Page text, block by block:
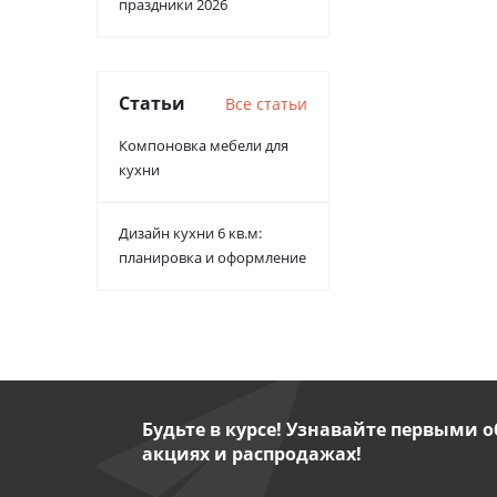
праздники 2026
Статьи Все статьи
Компоновка мебели для
кухни
Дизайн кухни 6 кв.м:
планировка и оформление
Будьте в курсе! Узнавайте первыми
акциях и распродажах!